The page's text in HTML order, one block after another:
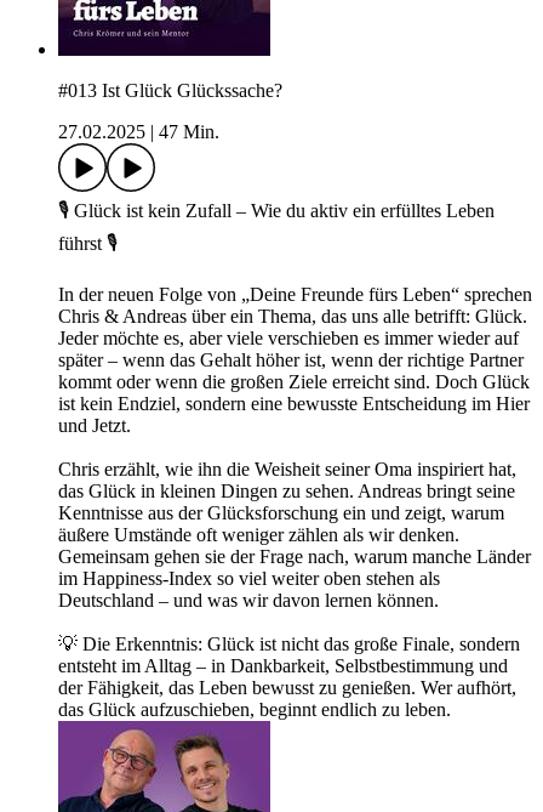
#013 Ist Glück Glückssache?
27.02.2025
47 Min.
🎙️ Glück ist kein Zufall – Wie du aktiv ein erfülltes Leben
führst 🎙️
In der neuen Folge von „Deine Freunde fürs Leben“ sprechen
Chris & Andreas über ein Thema, das uns alle betrifft: Glück.
Jeder möchte es, aber viele verschieben es immer wieder auf
später – wenn das Gehalt höher ist, wenn der richtige Partner
kommt oder wenn die großen Ziele erreicht sind. Doch Glück
ist kein Endziel, sondern eine bewusste Entscheidung im Hier
und Jetzt.
Chris erzählt, wie ihn die Weisheit seiner Oma inspiriert hat,
das Glück in kleinen Dingen zu sehen. Andreas bringt seine
Kenntnisse aus der Glücksforschung ein und zeigt, warum
äußere Umstände oft weniger zählen als wir denken.
Gemeinsam gehen sie der Frage nach, warum manche Länder
im Happiness-Index so viel weiter oben stehen als
Deutschland – und was wir davon lernen können.
💡 Die Erkenntnis: Glück ist nicht das große Finale, sondern
entsteht im Alltag – in Dankbarkeit, Selbstbestimmung und
der Fähigkeit, das Leben bewusst zu genießen. Wer aufhört,
das Glück aufzuschieben, beginnt endlich zu leben.